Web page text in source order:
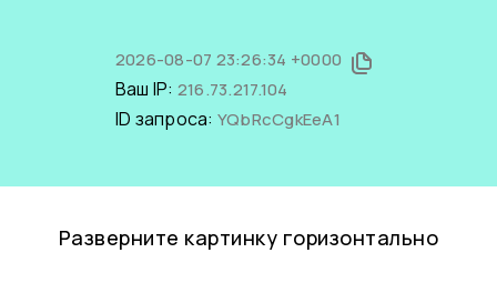
2026-08-07 23:26:34 +0000
Ваш IP: 216.73.217.104
ID запроса: YQbRcCgkEeA1
Разверните картинку горизонтально